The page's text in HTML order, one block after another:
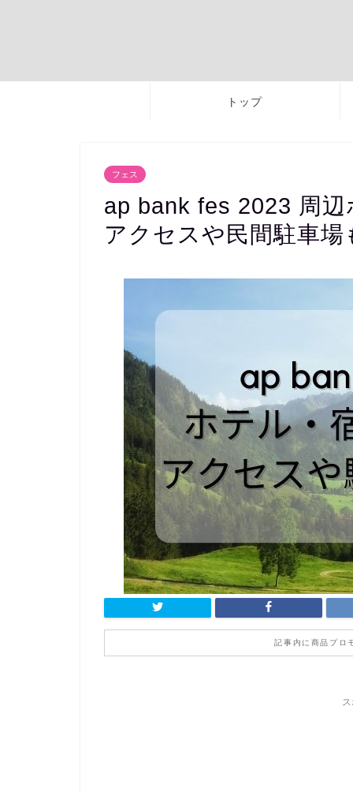
トップ
フェス
ap bank fes 2023 周
アクセスや民間駐車場
記事内に商品プロ